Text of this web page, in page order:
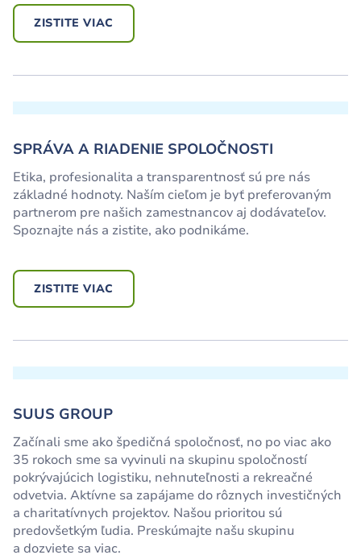
ZISTITE VIAC
SPRÁVA A RIADENIE SPOLOČNOSTI
Etika, profesionalita a transparentnosť sú pre nás
základné hodnoty. Naším cieľom je byť preferovaným
partnerom pre našich zamestnancov aj dodávateľov.
Spoznajte nás a zistite, ako podnikáme.
ZISTITE VIAC
SUUS GROUP
Začínali sme ako špedičná spoločnosť, no po viac ako
35 rokoch sme sa vyvinuli na skupinu spoločností
pokrývajúcich logistiku, nehnuteľnosti a rekreačné
odvetvia. Aktívne sa zapájame do rôznych investičných
a charitatívnych projektov. Našou prioritou sú
predovšetkým ľudia. Preskúmajte našu skupinu
a dozviete sa viac.